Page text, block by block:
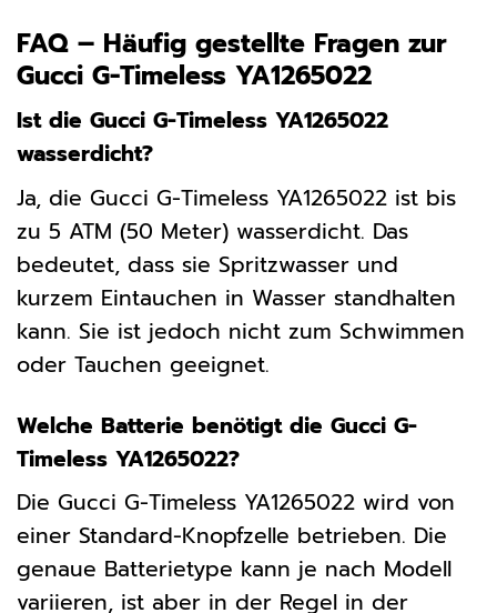
FAQ – Häufig gestellte Fragen zur
Gucci G-Timeless YA1265022
Ist die Gucci G-Timeless YA1265022
wasserdicht?
Ja, die Gucci G-Timeless YA1265022 ist bis
zu 5 ATM (50 Meter) wasserdicht. Das
bedeutet, dass sie Spritzwasser und
kurzem Eintauchen in Wasser standhalten
kann. Sie ist jedoch nicht zum Schwimmen
oder Tauchen geeignet.
Welche Batterie benötigt die Gucci G-
Timeless YA1265022?
Die Gucci G-Timeless YA1265022 wird von
einer Standard-Knopfzelle betrieben. Die
genaue Batterietype kann je nach Modell
variieren, ist aber in der Regel in der